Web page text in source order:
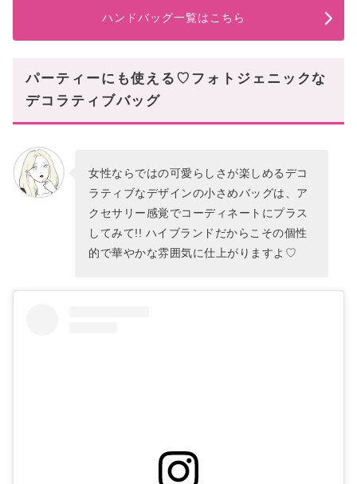
ハンドバッグ一覧はこちら
パーティーにも使える♡フォトジェニックな
デコラティブバッグ
女性ならではの可愛らしさが楽しめるデコ
ラティブなデザインの小さめバッグは、ア
クセサリー感覚でコーディネートにプラス
してみて!! ハイブランドだからこその個性
的で華やかな雰囲気に仕上がりますよ♡